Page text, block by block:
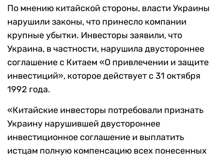
По мнению китайской стороны, власти Украины
нарушили законы, что принесло компании
крупные убытки. Инвесторы заявили, что
Украина, в частности, нарушила двустороннее
соглашение с Китаем «О привлечении и защите
инвестиций», которое действует с 31 октября
1992 года.
«Китайские инвесторы потребовали признать
Украину нарушившей двустороннее
инвестиционное соглашение и выплатить
истцам полную компенсацию всех понесенных